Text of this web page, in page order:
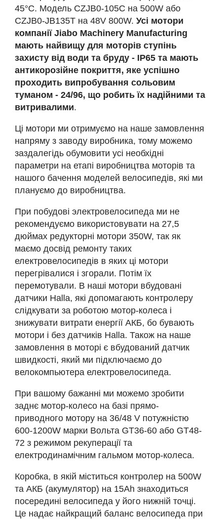
45°С. Модель CZJB0-105С на 500W або
CZJB0-JB135T на 48V 800W. Усі мотори
компанії Jiabo Machinery Manufacturing
мають найвищу для моторів ступінь
захисту від води та бруду - IP65 та мають
антикорозійне покриття, яке успішно
проходить випробування сольовим
туманом - 24/96, що робить їх надійними та
витривалими.
Ці мотори ми отримуємо на наше замовлення
напряму з заводу виробника, тому можемо
заздалегідь обумовити усі необхідні
параметри на етапі виробництва моторів та
нашого бачення моделей велосипедів, які ми
плануємо до виробництва.
При побудові электровелосипеда ми не
рекомендуємо використовувати на 27,5
дюймах редукторні мотори 350W, так як
маємо досвід ремонту таких
електровелосипедів в яких ці мотори
перегрівалися і згорали. Потім їх
перемотували. В наші мотори вбудовані
датчики Hаlla, які допомагають контролеру
слідкувати за роботою мотор-колеса і
знижувати витрати енергії АКБ, бо бувають
мотори і без датчиків Hаlla. Також на наше
замовлення в моторі є вбудований датчик
швидкості, який ми підключаємо до
велокомпьютера електровелосипеда.
При вашому бажанні ми можемо зробити
заднє мотор-колесо на базі прямо-
приводного мотору на 36/48 V потужністю
600-1200W марки Вольта GT36-60 або GT48-
72 з режимом рекуперації та
електродинамічним гальмом мотор-колеса.
Коробка, в якій міститься контролер на 500W
та АКБ (акумулятор) на 15Аh знаходиться
посередині велосипеда у його нижній точці.
Це надає найкращий баланс велосипеда при